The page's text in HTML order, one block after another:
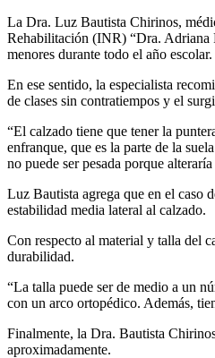
La Dra. Luz Bautista Chirinos,
Rehabilitación (INR) “Dra. Adriana
menores durante todo el año escolar.
En ese sentido, la especialista
de clases sin contratiempos y el
“El calzado tiene que tener la
enfranque, que es la parte de la
no puede ser pesada porque
Luz Bautista agrega que en el caso
estabilidad media lateral al calzado.
Con respecto al material y talla del
durabilidad.
“La talla puede ser de medio a un
con un arco ortopédico. Además,
Finalmente, la Dra. Bautista
aproximadamente.